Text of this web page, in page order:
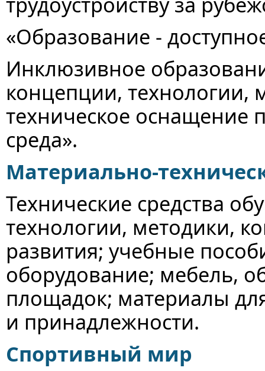
«Образование -
Инклюзивное
концепции, технологии,
техническое оснащение
среда».
Материально-
Технические средства
технологии, методики,
развития; учебные
оборудование; мебель,
площадок; материалы
и принадлежности.
Спортивный мир